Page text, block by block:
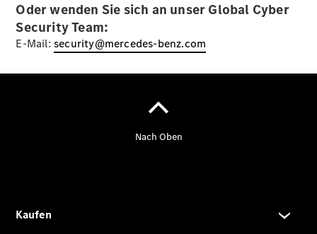
Der neue
GLA
Der neue
elektrische
GLA
EQE SUV –
elektrisch
EQS SUV –
Oder wenden Sie sich an unser Global Cyber
Security Team:
E-Mail:security@mercedes-benz.com